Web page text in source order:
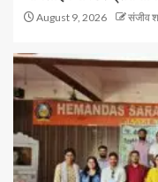
August 9, 2026 संजीव